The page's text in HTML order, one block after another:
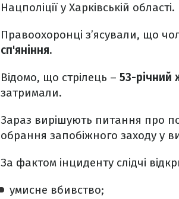
Нацполіції у Харківській області.
Правоохоронці з’ясували, що
сп'яніння.
Відомо, що стрілець – 53-річний
затримали.
Зараз вирішують питання про
обрання запобіжного заходу у
За фактом інциденту слідчі
умисне вбивство;